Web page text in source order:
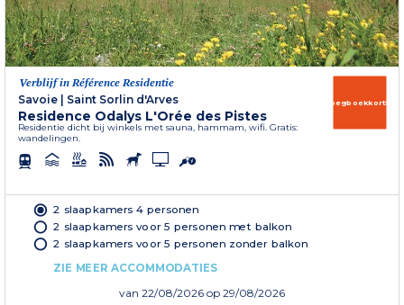
Verblijf in Référence Residentie
Savoie
Saint Sorlin d'Arves
Residence Odalys L'Orée des Pistes
Residentie dicht bij winkels met sauna, hammam, wifi. Gratis:
wandelingen.
Vroegboekkorting
2 slaapkamers 4 personen
2 slaapkamers voor 5 personen met balkon
2 slaapkamers voor 5 personen zonder balkon
ZIE MEER ACCOMMODATIES
van 22/08/2026 op 29/08/2026